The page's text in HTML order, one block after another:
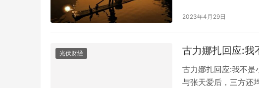
求。 学生们积极报
2023年4月29日
光伏财经 古力娜扎回应:我
古力娜扎回应:我不是
与张天爱后，三方还